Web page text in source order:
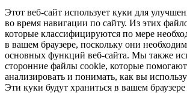
Этот веб-сайт использует куки для
во время навигации по сайту. Из этих
которые классифицируются по мере
в вашем браузере, поскольку они
основных функций веб-сайта. Мы также
сторонние файлы cookie, которые
анализировать и понимать, как вы
Эти куки будут храниться в вашем